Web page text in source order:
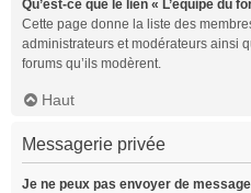
Qu’est-ce que le lien « L’équipe du
Cette page donne la liste des
administrateurs et modérateurs ainsi
forums qu’ils modèrent.
Haut
Messagerie privée
Je ne peux pas envoyer de